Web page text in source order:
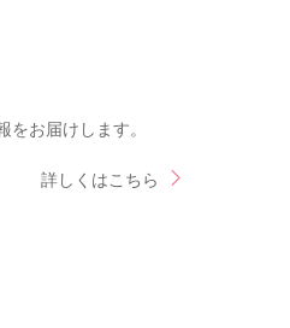
お届けします。
詳しくはこちら